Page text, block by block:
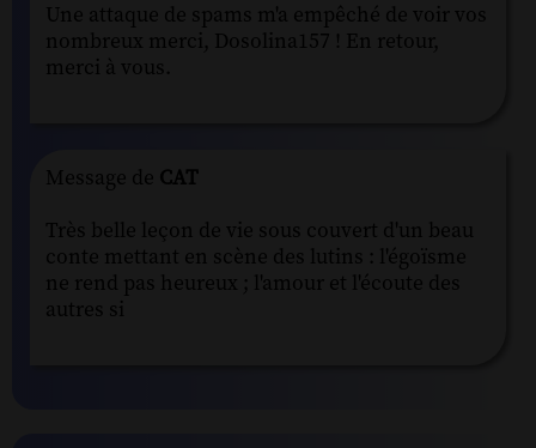
Une attaque de spams m'a empêché de voir vos
nombreux merci, Dosolina157 ! En retour,
merci à vous.
Message de CAT
Très belle leçon de vie sous couvert d'un beau
conte mettant en scène des lutins : l'égoïsme
ne rend pas heureux ; l'amour et l'écoute des
autres si